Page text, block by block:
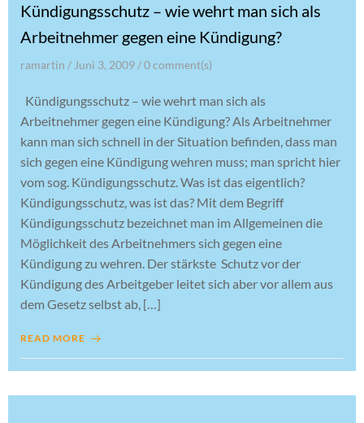
Kündigungsschutz – wie wehrt man sich als
Arbeitnehmer gegen eine Kündigung?
ramartin / Juni 3, 2009 /0comment(s)
Kündigungsschutz – wie wehrt man sich als
Arbeitnehmer gegen eine Kündigung? Als Arbeitnehmer
kann man sich schnell in der Situation befinden, dass man
sich gegen eine Kündigung wehren muss; man spricht hier
vom sog. Kündigungsschutz. Was ist das eigentlich?
Kündigungsschutz, was ist das? Mit dem Begriff
Kündigungsschutz bezeichnet man im Allgemeinen die
Möglichkeit des Arbeitnehmers sich gegen eine
Kündigung zu wehren. Der stärkste Schutz vor der
Kündigung des Arbeitgeber leitet sich aber vor allem aus
dem Gesetz selbst ab, […]
READ MORE